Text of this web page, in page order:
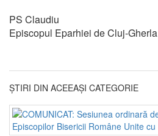
PS Claudiu
Episcopul Eparhiei de Cluj-Gherla
ȘTIRI DIN ACEEAȘI CATEGORIE